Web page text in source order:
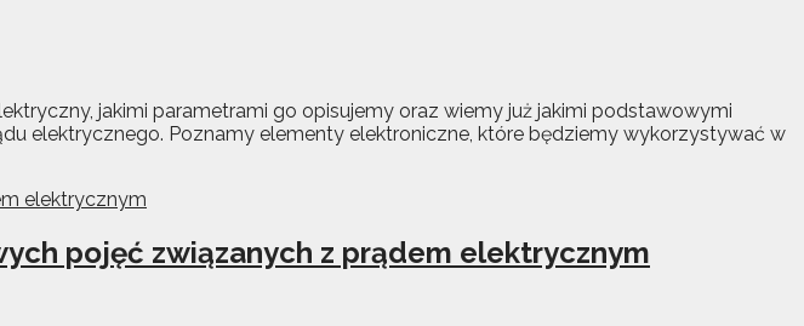
jakimi parametrami go opisujemy oraz wiemy już jakimi podstawowymi
elektrycznego. Poznamy elementy elektroniczne, które będziemy wykorzystywać w
pojęć związanych z prądem elektrycznym